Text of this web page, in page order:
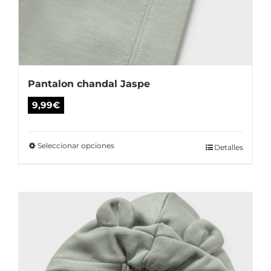
Pantalon chandal Jaspe
9,99€
Seleccionar opcionesEste
múltiples
variantes.
Las
opciones
se
Detalles